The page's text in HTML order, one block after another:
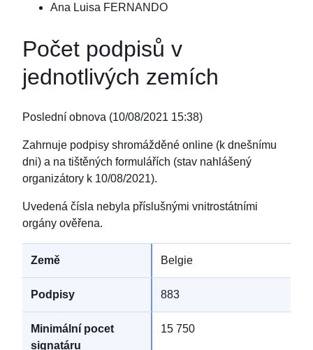
Ana Luisa FERNANDO
Počet podpisů v
jednotlivých zemích
Poslední obnova (10/08/2021 15:38)
Zahrnuje podpisy shromážděné online (k dnešnímu
dni) a na tištěných formulářích (stav nahlášený
organizátory k 10/08/2021).
Uvedená čísla nebyla příslušnými vnitrostátními
orgány ověřena.
Belgie
883
15 750